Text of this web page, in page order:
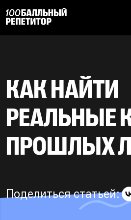
КАК НАЙТИ
РЕАЛЬНЫЕ
ПРОШЛЫХ
Поделиться статьей: